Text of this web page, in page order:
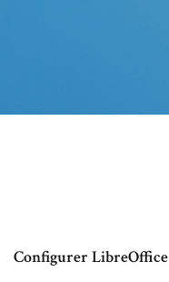
Configurer LibreOffice